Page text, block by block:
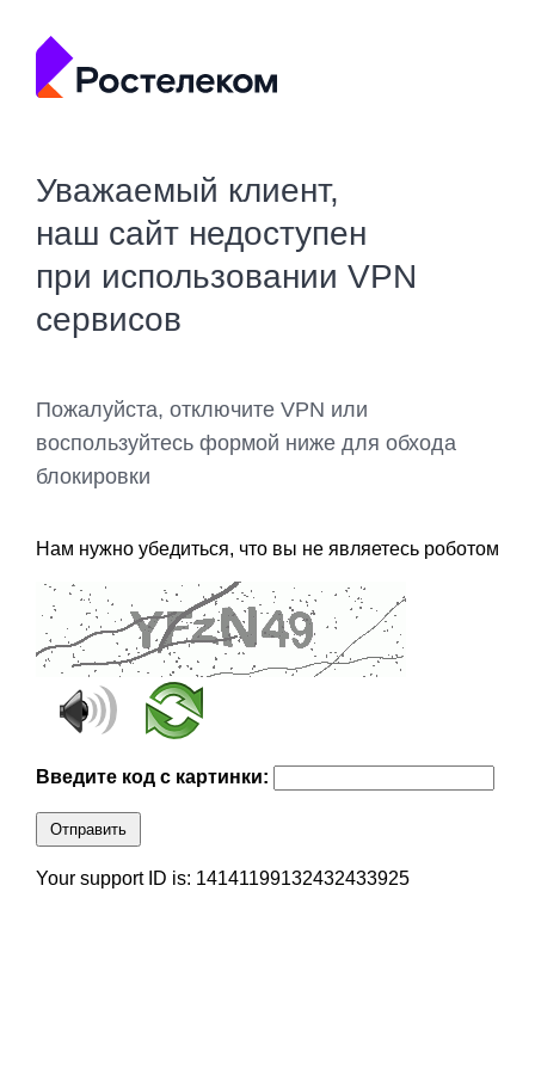
Уважаемый клиент,
наш сайт недоступен
при использовании VPN
сервисов
Пожалуйста, отключите VPN или
воспользуйтесь формой ниже для обхода
блокировки
Нам нужно убедиться, что вы не являетесь роботом
Введите код с картинки:
Отправить
Your support ID is: 14141199132432433925